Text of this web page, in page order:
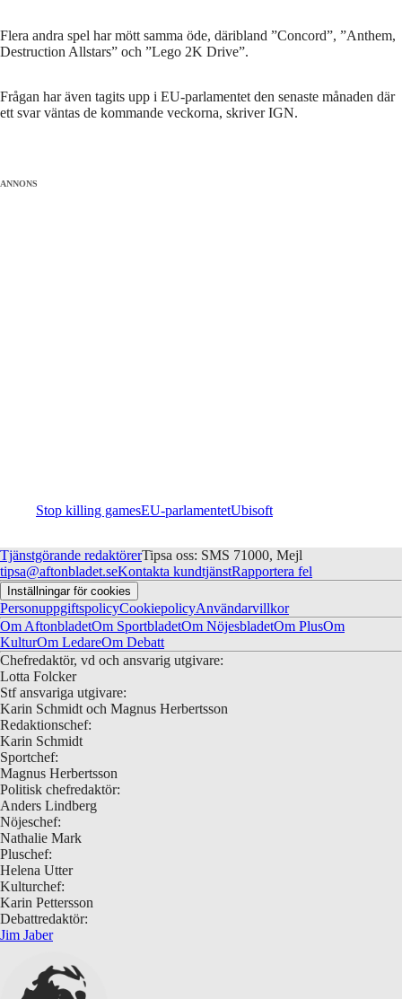
Flera andra spel har mött samma öde, däribland ”Concord”, ”Anthem,
Destruction Allstars” och ”Lego 2K Drive”.
Frågan har även tagits upp i EU-parlamentet den senaste månaden där
ett svar väntas de kommande veckorna, skriver IGN.
Spela: Testar Switch 2 i London
ANNONS
Stop killing gamesEU-parlamentetUbisoft
Tjänstgörande redaktörerTipsa oss: SMS 71000, Mejl
tipsa@aftonbladet.seKontakta kundtjänstRapportera fel
Inställningar för cookies
PersonuppgiftspolicyCookiepolicyAnvändarvillkor
Om AftonbladetOm SportbladetOm NöjesbladetOm PlusOm
KulturOm LedareOm Debatt
Chefredaktör, vd och ansvarig utgivare:
Lotta Folcker
Stf ansvariga utgivare:
Karin Schmidt och Magnus Herbertsson
Redaktionschef:
Karin Schmidt
Sportchef:
Magnus Herbertsson
Politisk chefredaktör:
Anders Lindberg
Nöjeschef:
Nathalie Mark
Pluschef:
Helena Utter
Kulturchef:
Karin Pettersson
Debattredaktör:
Jim Jaber